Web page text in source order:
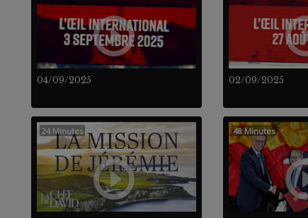
04/09/2025 02/09/2025
24 Minutes 48 Minutes